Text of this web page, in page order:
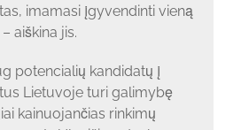
imamasi įgyvendinti vieną
aiškina jis.
potencialių kandidatų į
Lietuvoje turi galimybę
kainuojančias rinkimų